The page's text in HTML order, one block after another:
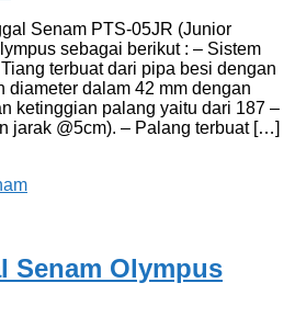
Senam PTS-05JR (Junior
sebagai berikut : – Sistem
terbuat dari pipa besi dengan
diameter dalam 42 mm dengan
ketinggian palang yaitu dari 187 –
jarak @5cm). – Palang terbuat […]
Senam Olympus